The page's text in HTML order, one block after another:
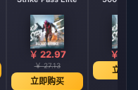
￥ 22.97
￥ 27.13
立即购买
￥
立即